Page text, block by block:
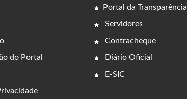
do Portal
Portal da Transparência
Servidores
Contracheque
Diário Oficial
E-SIC